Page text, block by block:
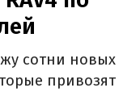
сотни новых
привозят